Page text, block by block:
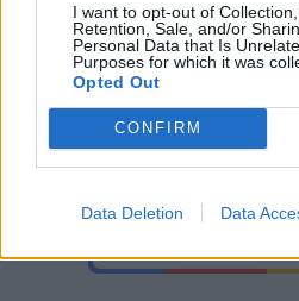
I want to opt-out of Collection,
Retention, Sale, and/or
Personal Data that Is
Purposes for which it was
Opted Out
CONFIRM
Data Deletion Data